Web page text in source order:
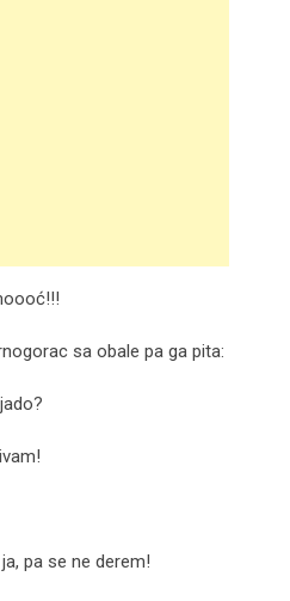
sa obale pa ga pita:
pa se ne derem!